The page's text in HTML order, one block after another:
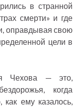
в странной
смерти» и где
оправдывая свою
цели в
Чехова — это,
когда
как ему казалось,